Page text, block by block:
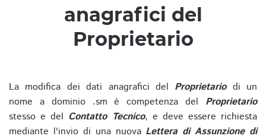
anagrafici del
Proprietario
La modifica dei dati anagrafici del Proprietariodi un
nome a dominio .sm è competenza del Proprietario
stesso e del Contatto Tecnico, e deve essere richiesta
mediante l'invio di una nuova Lettera di Assunzione di